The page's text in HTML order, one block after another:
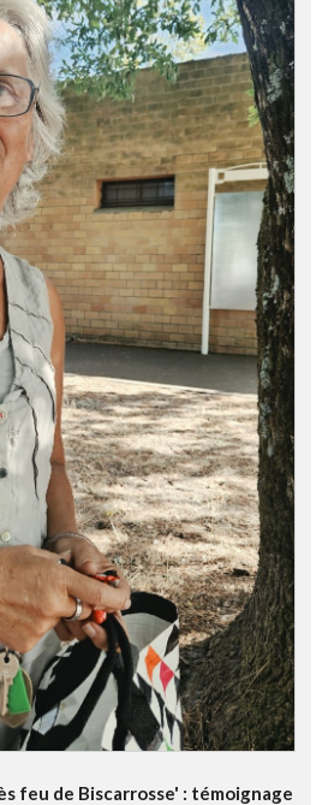
feu de Biscarrosse' : témoignage